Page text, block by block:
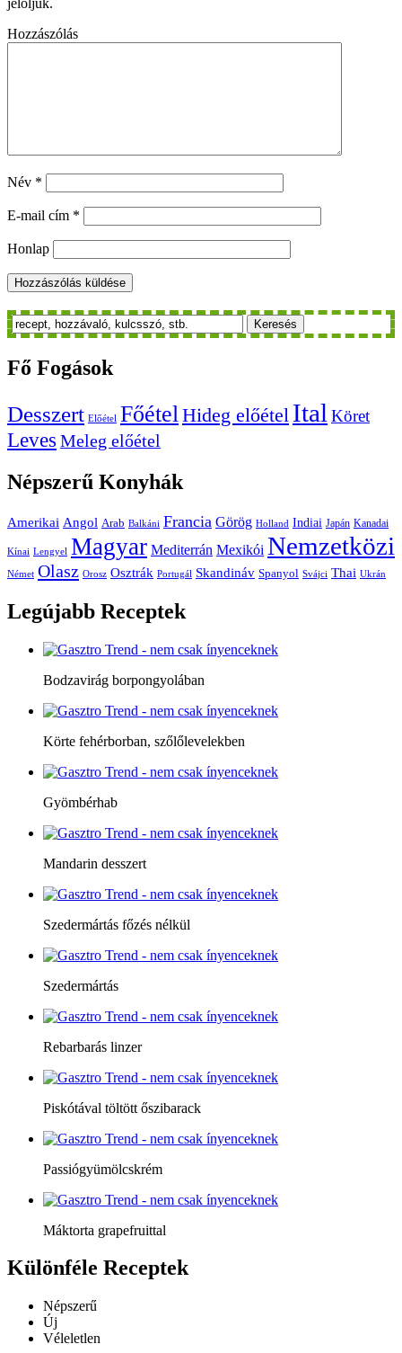
jelöljük.
Hozzászólás
Név *
E-mail cím *
Honlap
Keresés
Fő Fogások
Desszert Előétel FőételHideg előétel Ital Köret
Leves Meleg előétel
Népszerű Konyhák
Amerikai Angol Arab Balkáni Francia Görög Holland Indiai Japán Kanadai
Kínai Lengyel Magyar Mediterrán Mexikói Nemzetközi
Német Olasz Orosz Osztrák Portugál Skandináv Spanyol Svájci Thai Ukrán
Legújabb Receptek
Bodzavirág borpongyolában
Körte fehérborban, szőlőlevelekben
Gyömbérhab
Mandarin desszert
Szedermártás főzés nélkül
Szedermártás
Rebarbarás linzer
Piskótával töltött őszibarack
Passiógyümölcskrém
Máktorta grapefruittal
Különféle Receptek
Népszerű
Új
Véleletlen